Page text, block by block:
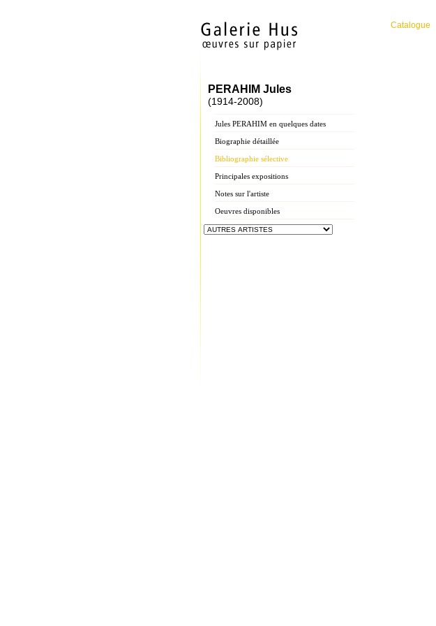
Catalogue
PERAHIM Jules
(1914-2008)
Jules PERAHIM en quelques dates
Biographie détaillée
Bibliographie sélective
Principales expositions
Notes sur l'artiste
Oeuvres disponibles